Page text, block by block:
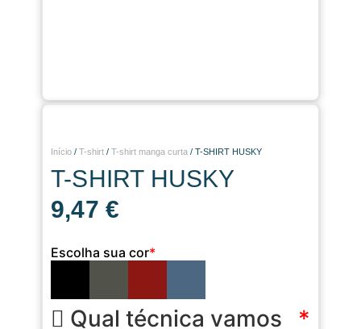
Início / T-shirt / T-shirt manga curta / T-SHIRT HUSKY
T-SHIRT HUSKY
9,47 €
*
Escolha sua cor
*
Qual técnica vamos